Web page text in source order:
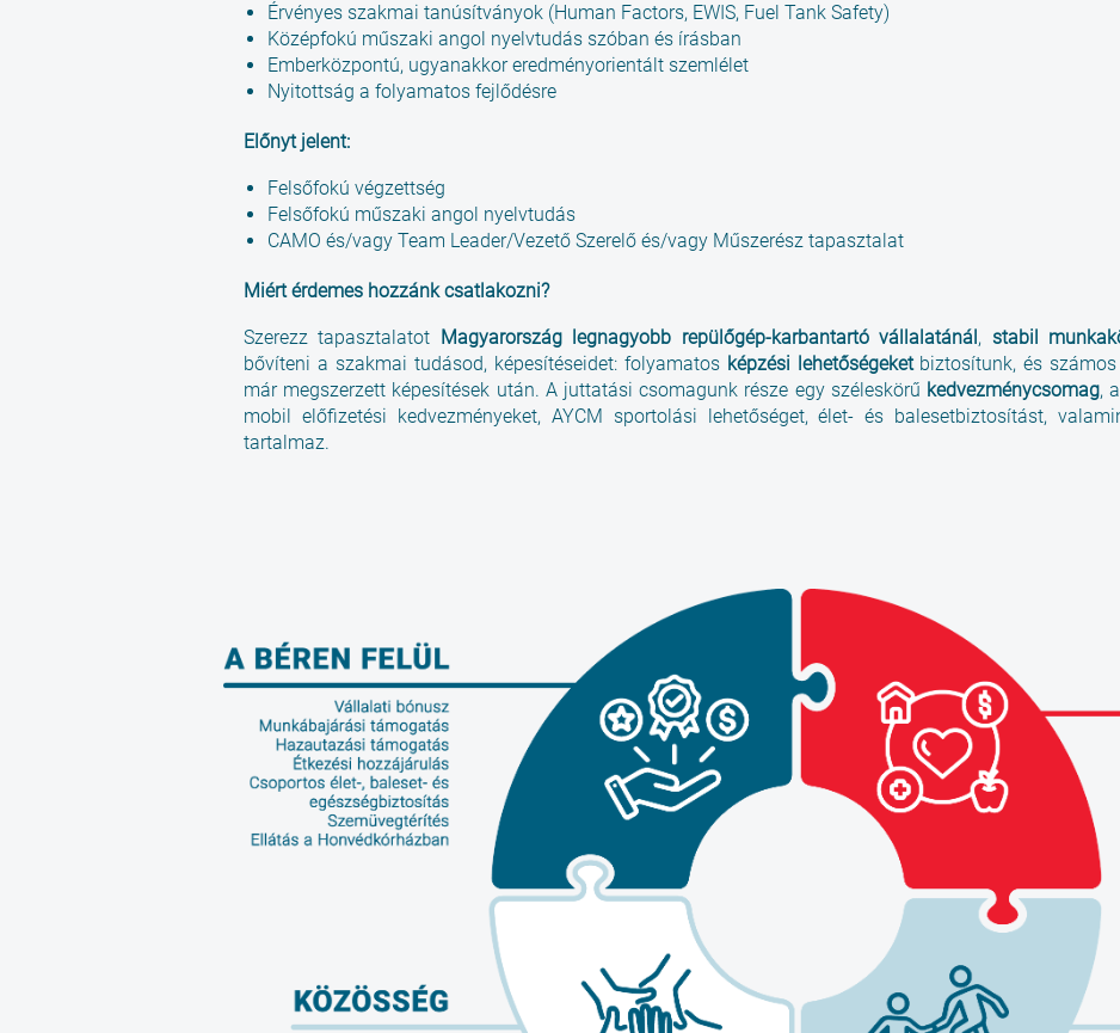
Érvényes szakmai tanúsítványok (Human Factors, EWIS, Fuel Tank Safety)
Középfokú műszaki angol nyelvtudás szóban és írásban
Emberközpontú, ugyanakkor eredményorientált szemlélet
Nyitottság a folyamatos fejlődésre
Előnyt jelent:
Felsőfokú végzettség
Felsőfokú műszaki angol nyelvtudás
CAMO és/vagy Team Leader/Vezető Szerelő és/vagy Műszerész tapasztalat
Miért érdemes hozzánk csatlakozni?
Szerezz tapasztalatot Magyarország legnagyobb repülőgép-karbantartó vállalatánál, stabil
bővíteni a szakmai tudásod, képesítéseidet: folyamatosképzési lehetőségeket biztosítunk, és számos
már megszerzett képesítések után. A juttatási csomagunk része egy széleskörű kedvezménycsomag,
mobil előfizetési kedvezményeket, AYCM sportolási lehetőséget, élet- és balesetbiztosítást,
tartalmaz.